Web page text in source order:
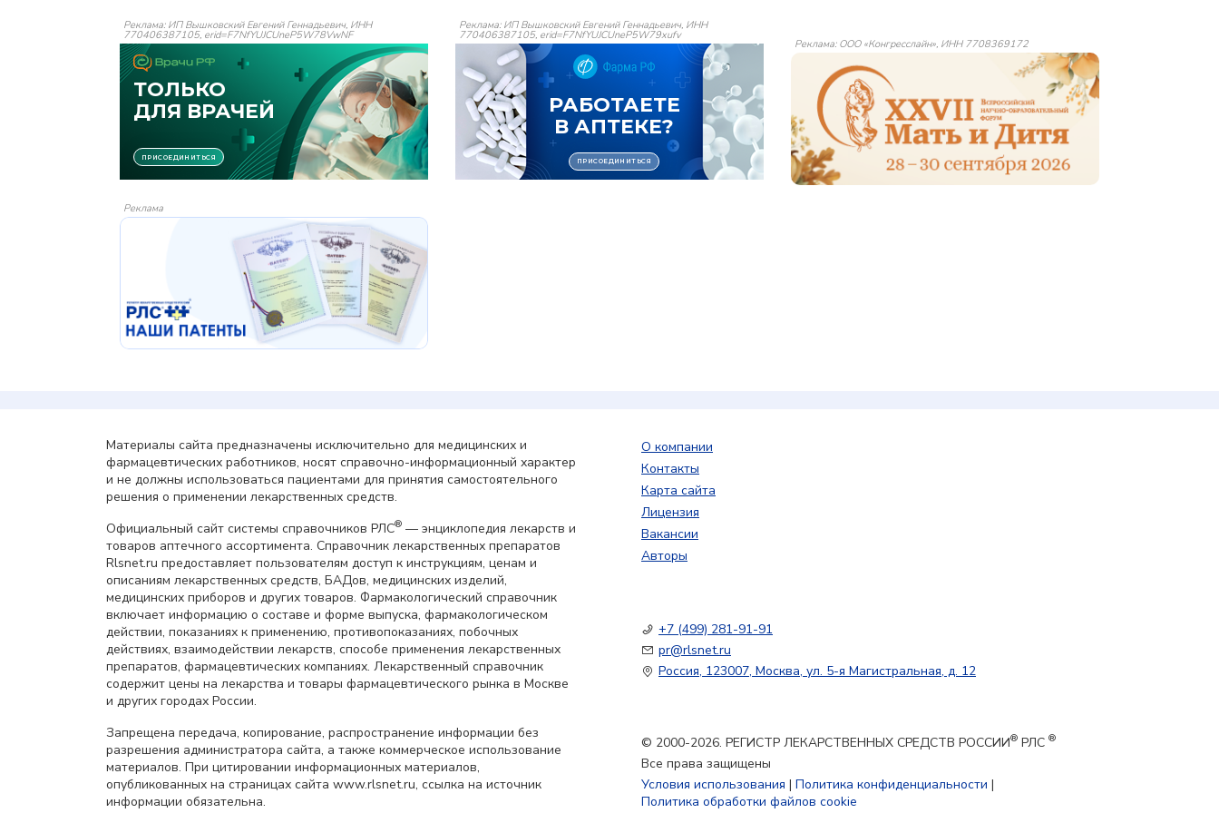
Реклама: ИП Вышковский Евгений Геннадьевич, ИНН
770406387105, erid=F7NfYUJCUneP5W78VwNF
Реклама: ИП Вышковский Евгений Геннадьевич, ИНН
770406387105, erid=F7NfYUJCUneP5W79xufv
Реклама: ООО «Конгресслайн», ИНН 7708369172
Реклама
Материалы сайта предназначены исключительно для медицинских и
фармацевтических работников, носят справочно-информационный характер
и не должны использоваться пациентами для принятия самостоятельного
решения о применении лекарственных средств.
Официальный сайт системы справочников РЛС® — энциклопедия лекарств и
товаров аптечного ассортимента. Справочник лекарственных препаратов
Rlsnet.ru предоставляет пользователям доступ к инструкциям, ценам и
описаниям лекарственных средств, БАДов, медицинских изделий,
медицинских приборов и других товаров. Фармакологический справочник
включает информацию о составе и форме выпуска, фармакологическом
действии, показаниях к применению, противопоказаниях, побочных
действиях, взаимодействии лекарств, способе применения лекарственных
препаратов, фармацевтических компаниях. Лекарственный справочник
содержит цены на лекарства и товары фармацевтического рынка в Москве
и других городах России.
Запрещена передача, копирование, распространение информации без
разрешения администратора сайта, а также коммерческое использование
материалов. При цитировании информационных материалов,
опубликованных на страницах сайта www.rlsnet.ru, ссылка на источник
информации обязательна.
О компании
Контакты
Карта сайта
Лицензия
Вакансии
Авторы
+7 (499) 281-91-91
pr@rlsnet.ru
Россия, 123007, Москва, ул. 5-я Магистральная, д. 12
© 2000-2026. РЕГИСТР ЛЕКАРСТВЕННЫХ СРЕДСТВ РОССИИ® РЛС ®
Все права защищены
Условия использования | Политика конфиденциальности |
Политика обработки файлов cookie